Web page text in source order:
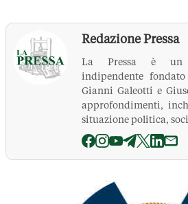
Redazione Pressa
La Pressa è un
indipendente
Gianni Galeotti e
approfondimenti,
situazione politica,